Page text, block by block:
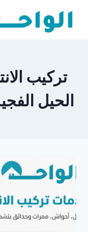
تركيب
الحيل الفجيرة